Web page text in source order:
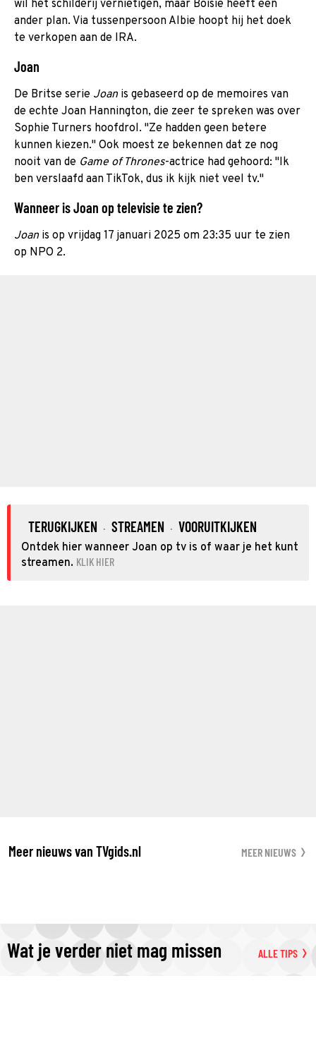
wil het schilderij vernietigen, maar Boisie heeft een
ander plan. Via tussenpersoon Albie hoopt hij het doek
te verkopen aan de IRA.
Joan
De Britse serie Joanis gebaseerd op de memoires van
de echte Joan Hannington, die zeer te spreken was over
Sophie Turners hoofdrol. "Ze hadden geen betere
kunnen kiezen." Ook moest ze bekennen dat ze nog
nooit van de Game of Thrones-actrice had gehoord: "Ik
ben verslaafd aan TikTok, dus ik kijk niet veel tv."
Wanneer is Joan op televisie te zien?
Joanis op vrijdag 17 januari 2025 om 23:35 uur te zien
op NPO 2.
TERUGKIJKEN · STREAMEN · VOORUITKIJKEN
Ontdek hier wanneer Joan op tv is of waar je het kunt
streamen. KLIK HIER
Meer nieuws van TVgids.nl MEER NIEUWS
Wat je verder niet mag missen ALLE TIPS